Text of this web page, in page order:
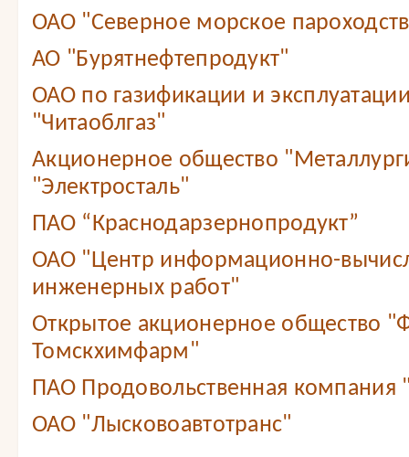
ОАО "Северное морское
АО "Бурятнефтепродукт"
ОАО по газификации и эксплуатации
"Читаоблгаз"
Акционерное общество
"Электросталь"
ПАО “Краснодарзернопродукт”
ОАО "Центр информационно-
инженерных работ"
Открытое акционерное общество
Томскхимфарм"
ПАО Продовольственная
ОАО "Лысковоавтотранс"